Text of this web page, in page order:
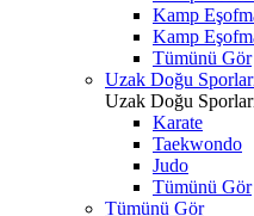
Kamp
Kamp
Tümünü Gör
Uzak Doğu
Uzak Doğu
Karate
Taekwondo
Judo
Tümünü Gör
Tümünü Gör